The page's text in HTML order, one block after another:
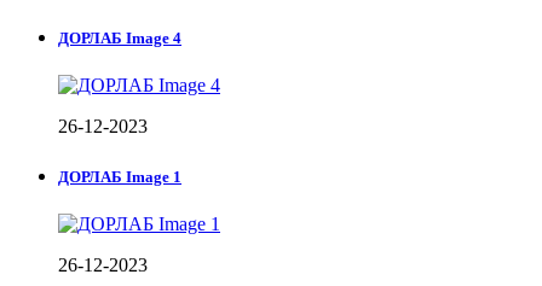
ДОРЛАБ Image 4
26-12-2023
ДОРЛАБ Image 1
26-12-2023